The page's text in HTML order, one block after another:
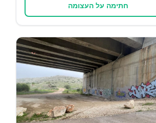
חתימה על העצומה